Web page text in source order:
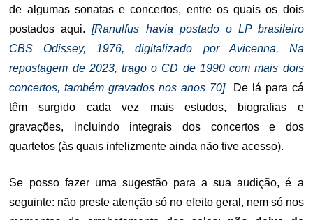
de algumas sonatas e concertos, entre os quais os dois
postados aqui.[Ranulfus havia postado o LP brasileiro
CBS Odissey, 1976, digitalizado por Avicenna. Na
repostagem de 2023, trago o CD de 1990 com mais dois
concertos, também gravados nos anos 70]De lá para cá
têm surgido cada vez mais estudos, biografias e
gravações, incluindo integrais dos concertos e dos
quartetos (às quais infelizmente ainda não tive acesso).
Se posso fazer uma sugestão para a sua audição, é a
seguinte: não preste atenção só no efeito geral, nem só nos